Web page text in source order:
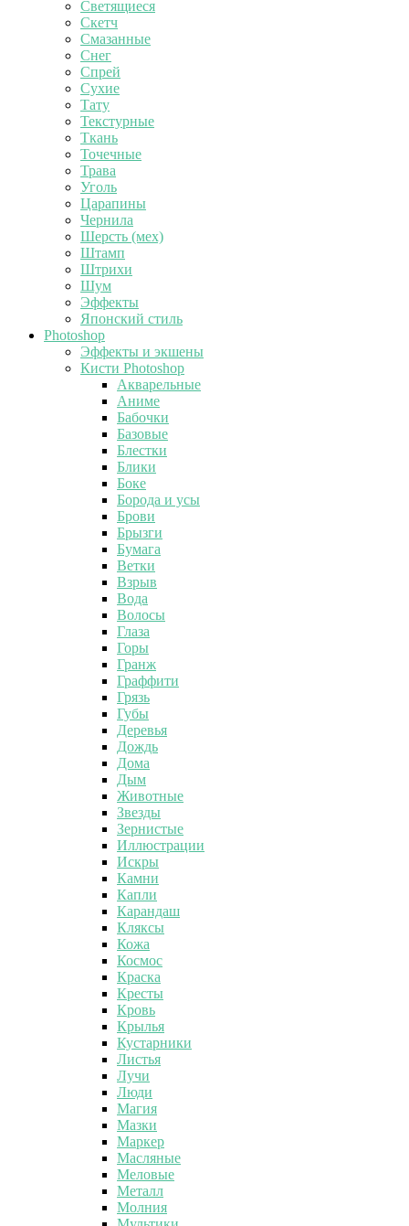
Светящиеся
Скетч
Смазанные
Снег
Спрей
Сухие
Тату
Текстурные
Ткань
Точечные
Трава
Уголь
Царапины
Чернила
Шерсть (мех)
Штамп
Штрихи
Шум
Эффекты
Японский стиль
Photoshop
Эффекты и экшены
Кисти Photoshop
Акварельные
Аниме
Бабочки
Базовые
Блестки
Блики
Боке
Борода и усы
Брови
Брызги
Бумага
Ветки
Взрыв
Вода
Волосы
Глаза
Горы
Гранж
Граффити
Грязь
Губы
Деревья
Дождь
Дома
Дым
Животные
Звезды
Зернистые
Иллюстрации
Искры
Камни
Капли
Карандаш
Кляксы
Кожа
Космос
Краска
Кресты
Кровь
Крылья
Кустарники
Листья
Лучи
Люди
Магия
Мазки
Маркер
Масляные
Меловые
Металл
Молния